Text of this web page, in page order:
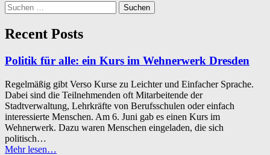
Suchen
nach:
Recent Posts
Politik für alle: ein Kurs im Wehnerwerk Dresden
Regelmäßig gibt Verso Kurse zu Leichter und Einfacher Sprache.
Dabei sind die Teilnehmenden oft Mitarbeitende der
Stadtverwaltung, Lehrkräfte von Berufsschulen oder einfach
interessierte Menschen. Am 6. Juni gab es einen Kurs im
Wehnerwerk. Dazu waren Menschen eingeladen, die sich
politisch…
Mehr lesen…